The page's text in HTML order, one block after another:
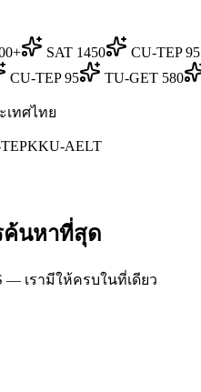
SAT 1450 CU-TEP 95
CU-TEP 95 TU-GET 580
เทศไทย
KKU-AELT
นหาที่สุด
— เรามีให้ครบในที่เดียว